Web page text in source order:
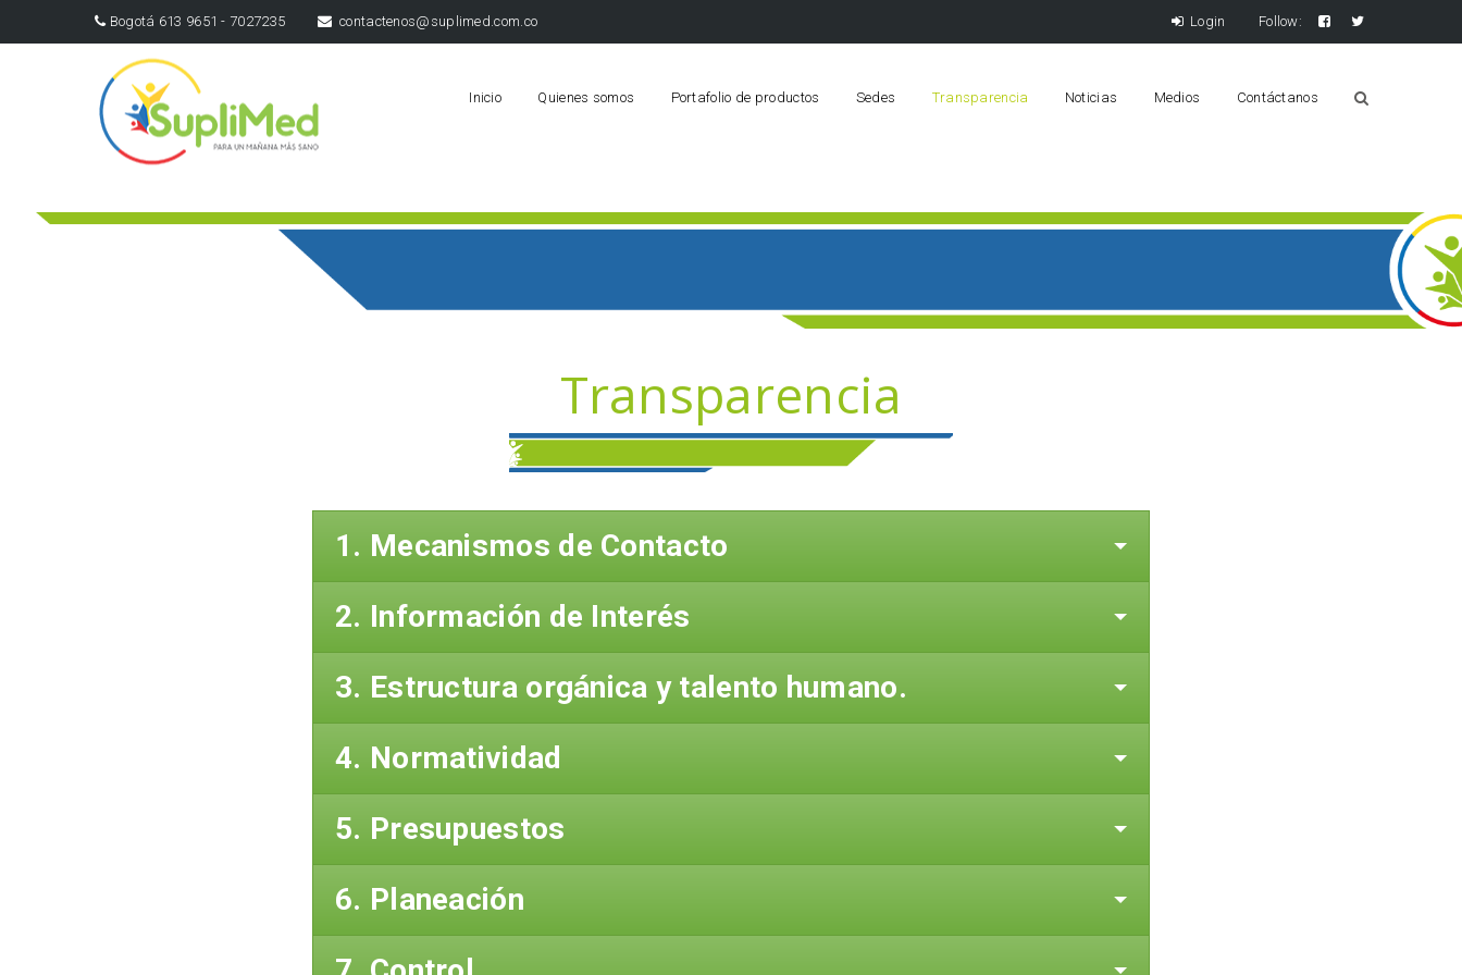
Login Follow:
Bogotá 613 9651 - 7027235 contactenos@suplimed.com.co
Inicio Quienes somos Portafolio de productos Sedes Transparencia Noticias Medios Contáctanos
Transparencia
1. Mecanismos de Contacto
2. Información de Interés
3. Estructura orgánica y talento humano.
4. Normatividad
5. Presupuestos
6. Planeación